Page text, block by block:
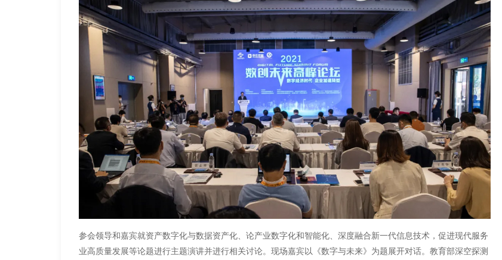
参会领导和嘉宾就资产数字化与数据资产化、论产业数字化和智能化、深度融合新一代信息技术，促进现代服务
业高质量发展等论题进行主题演讲并进行相关讨论。现场嘉宾以《数字与未来》为题展开对话。教育部深空探测